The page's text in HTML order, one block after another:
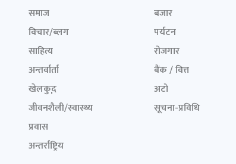
समाज
विचार/ब्लग
साहित्य
अन्तर्वार्ता
खेलकुद़़
जीवनशैली/स्वास्थ्य
प्रवास
अन्तर्राष्ट्रिय
बजार
पर्यटन
रोजगार
बैंक / वित्त
अटो
सूचना-प्रविधि